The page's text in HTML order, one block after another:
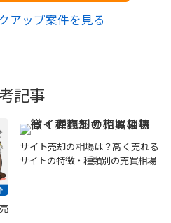
アップ案件を見る
記事
サイト売却の相場は？高く売れる
サイトの特徴・種類別の売買相場